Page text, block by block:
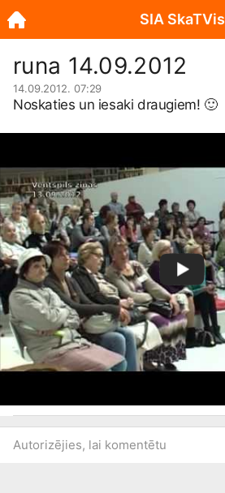
runa 14.09.2012
14.09.2012. 07:29
Noskaties un iesaki draugiem! 🙂
Autorizējies, lai komentētu
SIA SkaTVis